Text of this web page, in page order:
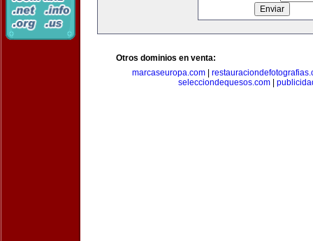
Otros dominios en venta:
marcaseuropa.com|
selecciondequesos.com|